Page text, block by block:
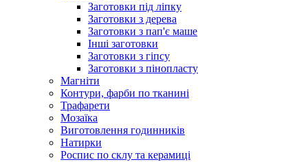
Заготовки під ліпку
Заготовки з дерева
Заготовки з пап'є маше
Інші заготовки
Заготовки з гіпсу
Заготовки з пінопласту
Магніти
Контури, фарби по тканині
Трафарети
Мозаїка
Виготовлення годинників
Натирки
Роспис по склу та керамиці